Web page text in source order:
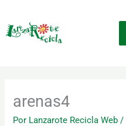
contenido
arenas4
Por Lanzarote Recicla Web /